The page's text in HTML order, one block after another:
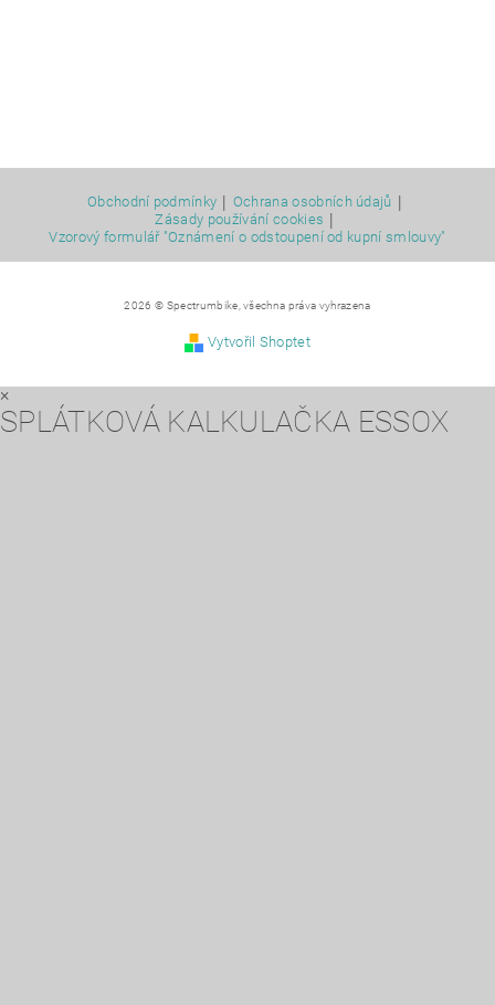
Obchodní podmínky | Ochrana osobních údajů |
Zásady používání cookies |
Vzorový formulář "Oznámení o odstoupení od kupní smlouvy"
2026 © Spectrumbike, všechna práva vyhrazena
Vytvořil Shoptet
×
SPLÁTKOVÁ KALKULAČKA ESSOX